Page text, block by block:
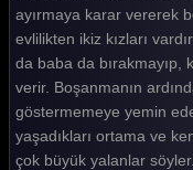
ayırmaya karar vererek
evlilikten ikiz kızları
da baba da bırakmayıp,
verir. Boşanmanın
göstermemeye yemin
yaşadıkları ortama ve
çok büyük yalanlar